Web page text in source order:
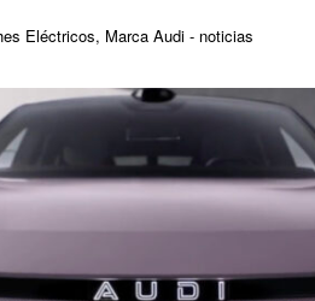
Eléctricos, Marca Audi - noticias